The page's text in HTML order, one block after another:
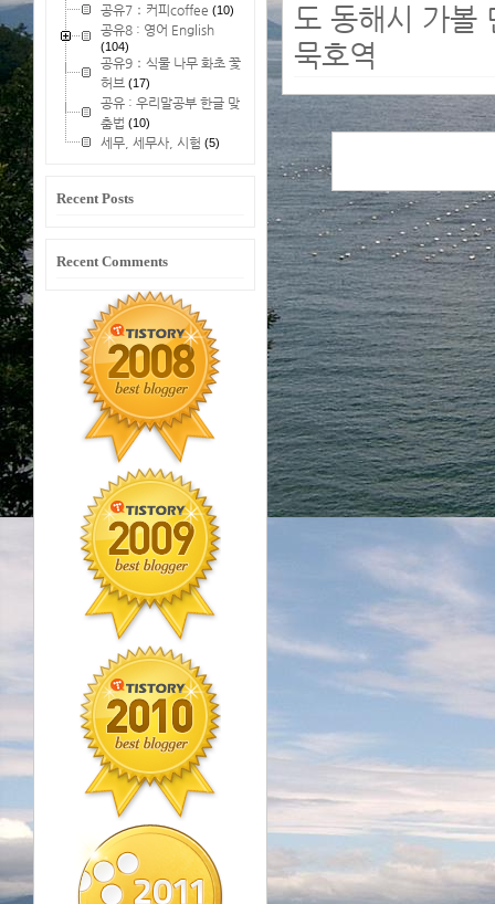
공유7：커피coffee (10)
공유8 : 영어 English
(104)
공유9：식물 나무 화초 꽃
허브 (17)
공유 : 우리말공부 한글 맞
춤법 (10)
세무, 세무사, 시험 (5)
Recent Posts
Recent Comments
도 동해시 가볼
묵호역